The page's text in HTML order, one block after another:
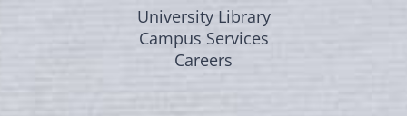
University Library
Campus Services
Careers